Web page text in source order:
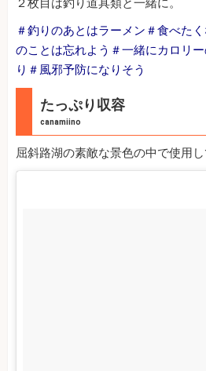
２枚目は釣り道具類と一緒に。
＃釣りのあとはラーメン＃食べた
のことは忘れよう＃一緒にカロリ
り＃風邪予防になりそう
たっぷり収容
canamiino
屈斜路湖の素敵な景色の中で使用